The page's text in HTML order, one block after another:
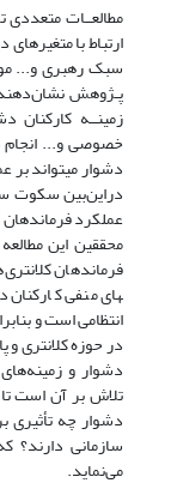
مطالعــات متعددی
ارتباط با
سبک رهبری و...
پـژوهش
زمینــه
خصوصی و... انجام
دشوار می­تواند
دراین‌بین سکوت
عملکرد فرماندهان
محققین این
های منفی
انتظامی است و
در حوزه کلانتری و
دشوار و
تلاش بر آن است
دشوار چه
سازمانی دارند؟
می‌نماید.